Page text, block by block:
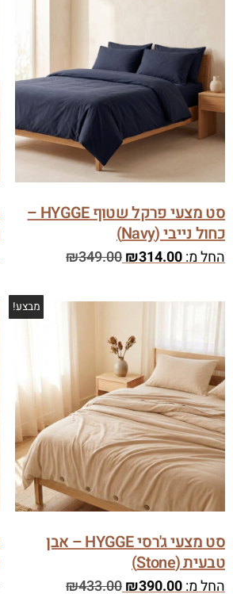
סט מצעי פרקל שטוף HYGGE –
כחול נייבי (Navy)
החל מ: ₪314.00
₪349.00
מבצע!
סט מצעי ג'רסי HYGGE – אבן
טבעית (Stone)
החל מ: ₪390.00
₪433.00